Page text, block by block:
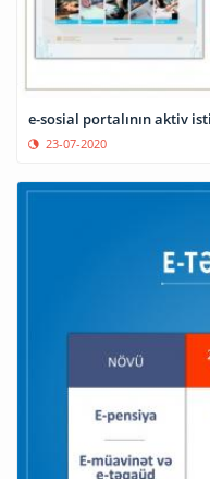
e-sosial portalının aktiv
23-07-2020